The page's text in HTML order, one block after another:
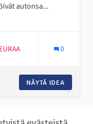
autonsa...
Seinäjoki
SEURAAJAA 0
NÄYTÄ IDEA